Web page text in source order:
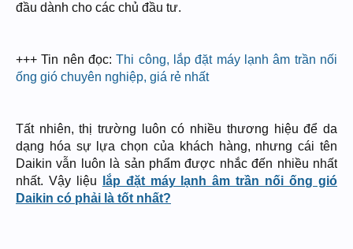
đầu dành cho các chủ đầu tư.
+++ Tin nên đọc: Thi công, lắp đặt máy lạnh âm trần nối
ống gió chuyên nghiệp, giá rẻ nhất
Tất nhiên, thị trường luôn có nhiều thương hiệu để da
dạng hóa sự lựa chọn của khách hàng, nhưng cái tên
Daikin vẫn luôn là sản phẩm được nhắc đến nhiều nhất
nhất. Vậy liệu
lắp đặt máy lạnh âm trần nối ống gió
Daikin có phải là tốt nhất?